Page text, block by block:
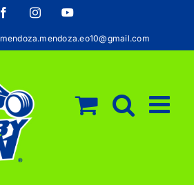
FacebookInstagramYouTube
mendoza.mendoza.eo10@gmail.com